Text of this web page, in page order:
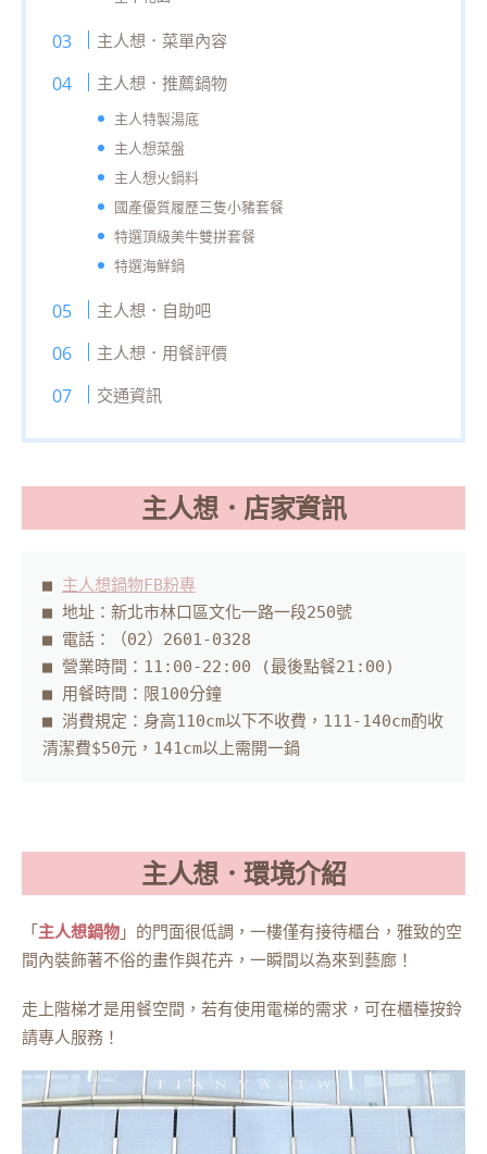
主人想．菜單內容
主人想．推薦鍋物
主人特製湯底
主人想菜盤
主人想火鍋料
國產優質履歷三隻小豬套餐
特選頂級美牛雙拼套餐
特選海鮮鍋
主人想．自助吧
主人想．用餐評價
交通資訊
主人想．店家資訊
■ 主人想鍋物FB粉專
■ 地址：新北市林口區文化一路一段250號
■ 電話：（02）2601-0328
■ 營業時間：11:00-22:00 (最後點餐21:00)
■ 用餐時間：限100分鐘
■ 消費規定：身高110cm以下不收費，111-140cm酌收
清潔費$50元，141cm以上需開一鍋
主人想．環境介紹
「主人想鍋物 」的門面很低調，一樓僅有接待櫃台，雅致的空
間內裝飾著不俗的畫作與花卉，一瞬間以為來到藝廊！
走上階梯才是用餐空間，若有使用電梯的需求，可在櫃檯按鈴
請專人服務！